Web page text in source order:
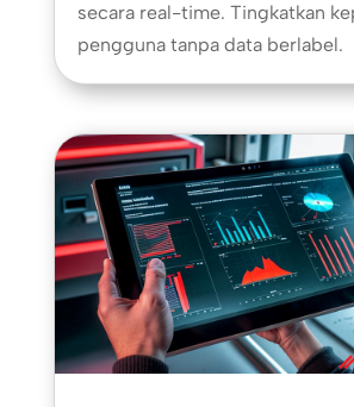
secara real-time. Tingkatkan
pengguna tanpa data berlabel.